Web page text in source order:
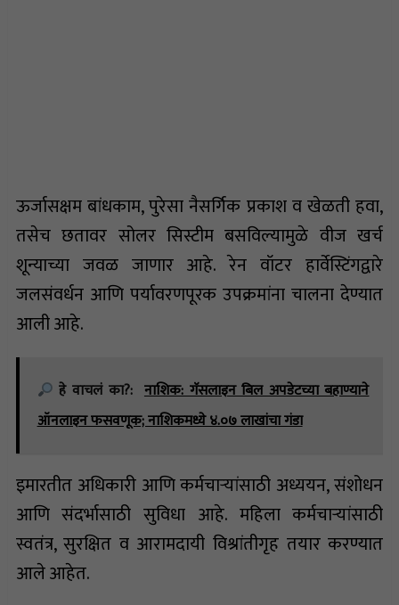
ऊर्जासक्षम बांधकाम, पुरेसा नैसर्गिक प्रकाश व खेळती हवा,
तसेच छतावर सोलर सिस्टीम बसविल्यामुळे वीज खर्च
शून्याच्या जवळ जाणार आहे. रेन वॉटर हार्वेस्टिंगद्वारे
जलसंवर्धन आणि पर्यावरणपूरक उपक्रमांना चालना देण्यात
आली आहे.
हे वाचलं का?: नाशिक: गॅसलाइन बिल अपडेटच्या बहाण्याने
ऑनलाइन फसवणूक; नाशिकमध्ये ४.०७ लाखांचा गंडा
इमारतीत अधिकारी आणि कर्मचाऱ्यांसाठी अध्ययन, संशोधन
आणि संदर्भासाठी सुविधा आहे. महिला कर्मचाऱ्यांसाठी
स्वतंत्र, सुरक्षित व आरामदायी विश्रांतीगृह तयार करण्यात
आले आहेत.